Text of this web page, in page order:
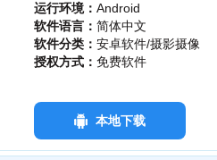
运行环境： Android
软件语言： 简体中文
软件分类： 安卓软件/摄影摄像
授权方式： 免费软件
本地下载